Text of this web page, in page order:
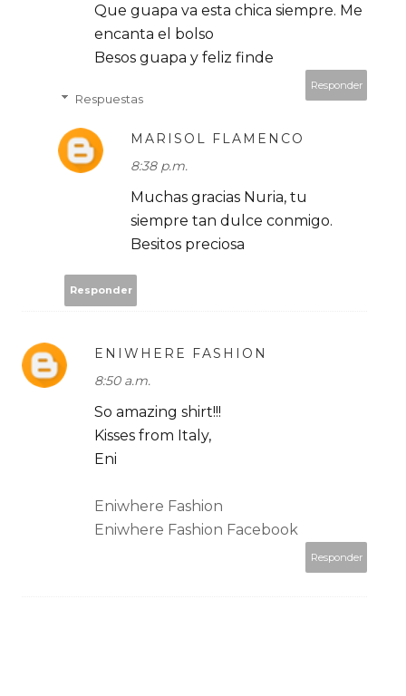
Que guapa va esta chica siempre. Me
encanta el bolso
Besos guapa y feliz finde
Responder
Respuestas
MARISOL FLAMENCO
8:38 p.m.
Muchas gracias Nuria, tu
siempre tan dulce conmigo.
Besitos preciosa
Responder
ENIWHERE FASHION
8:50 a.m.
So amazing shirt!!!
Kisses from Italy,
Eni
Eniwhere Fashion
Eniwhere Fashion Facebook
Responder